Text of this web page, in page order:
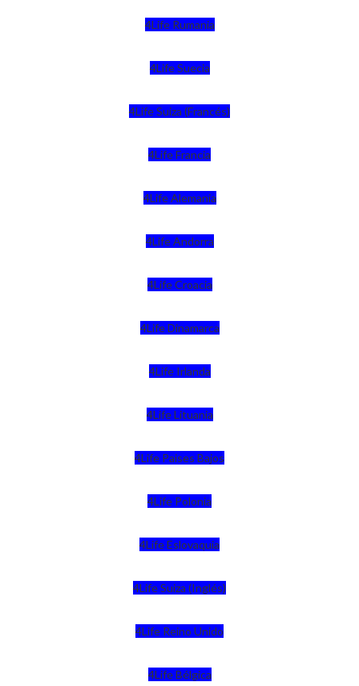
4Life Rumania
4Life Suecia
4Life Suiza (Francés)
4Life Francia
4Life Alemania
4Life Andorra
4Life Croacia
4Life Dinamarca
4Life Irlanda
4Life Lituania
4Life Paises Bajos
4Life Polonia
4Life Eslovaquia
4Life Suiza (Inglés)
4Life Reino Unido
4Life Bélgica